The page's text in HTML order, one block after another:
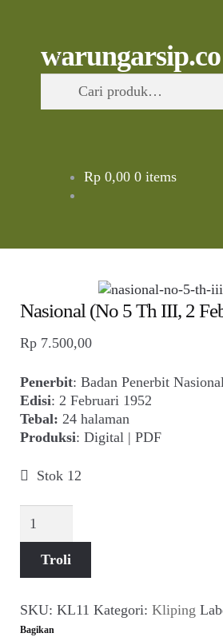
to
navigation
to
content
warungarsip.co
Foto
Suvenir
Cari Arsip
Reseller
Rp0,00 0 items
Nasional (No 5 Th III, 2
Rp 7.500,00
Penerbit: Badan Penerbit Nasional
Edisi: 2 Februari 1952
Tebal: 24 halaman
Produksi: Digital | PDF
Stok 12
Nasional
III,
2
Troli
SKU:KL11 Kategori:Kliping
Bagikan